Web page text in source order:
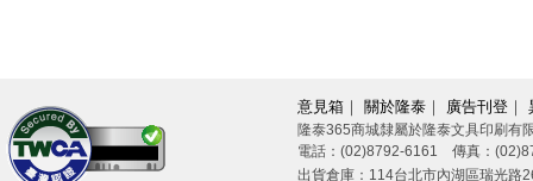
意見箱 ｜ 關於隆泰 ｜ 廣告刊登 ｜
隆泰365商城隸屬於隆泰文具印刷有
電話：(02)8792-6161 傳真：
出貨倉庫：114台北市內湖區瑞光路